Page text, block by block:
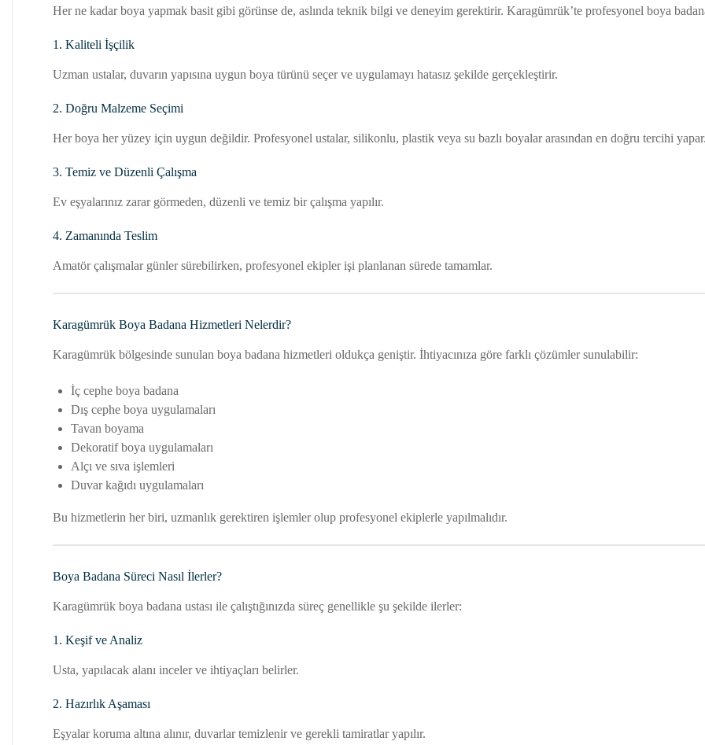
Her ne kadar boya yapmak basit gibi görünse de, aslında teknik bilgi ve deneyim gerektirir. Karagümrük’te profesyonel boya
1. Kaliteli İşçilik
Uzman ustalar, duvarın yapısına uygun boya türünü seçer ve uygulamayı hatasız şekilde gerçekleştirir.
2. Doğru Malzeme Seçimi
Her boya her yüzey için uygun değildir. Profesyonel ustalar, silikonlu, plastik veya su bazlı boyalar arasından en doğru tercihi
3. Temiz ve Düzenli Çalışma
Ev eşyalarınız zarar görmeden, düzenli ve temiz bir çalışma yapılır.
4. Zamanında Teslim
Amatör çalışmalar günler sürebilirken, profesyonel ekipler işi planlanan sürede tamamlar.
Karagümrük Boya Badana Hizmetleri Nelerdir?
Karagümrük bölgesinde sunulan boya badana hizmetleri oldukça geniştir. İhtiyacınıza göre farklı çözümler sunulabilir:
İç cephe boya badana
Dış cephe boya uygulamaları
Tavan boyama
Dekoratif boya uygulamaları
Alçı ve sıva işlemleri
Duvar kağıdı uygulamaları
Bu hizmetlerin her biri, uzmanlık gerektiren işlemler olup profesyonel ekiplerle yapılmalıdır.
Boya Badana Süreci Nasıl İlerler?
Karagümrük boya badana ustası ile çalıştığınızda süreç genellikle şu şekilde ilerler:
1. Keşif ve Analiz
Usta, yapılacak alanı inceler ve ihtiyaçları belirler.
2. Hazırlık Aşaması
Eşyalar koruma altına alınır, duvarlar temizlenir ve gerekli tamiratlar yapılır.